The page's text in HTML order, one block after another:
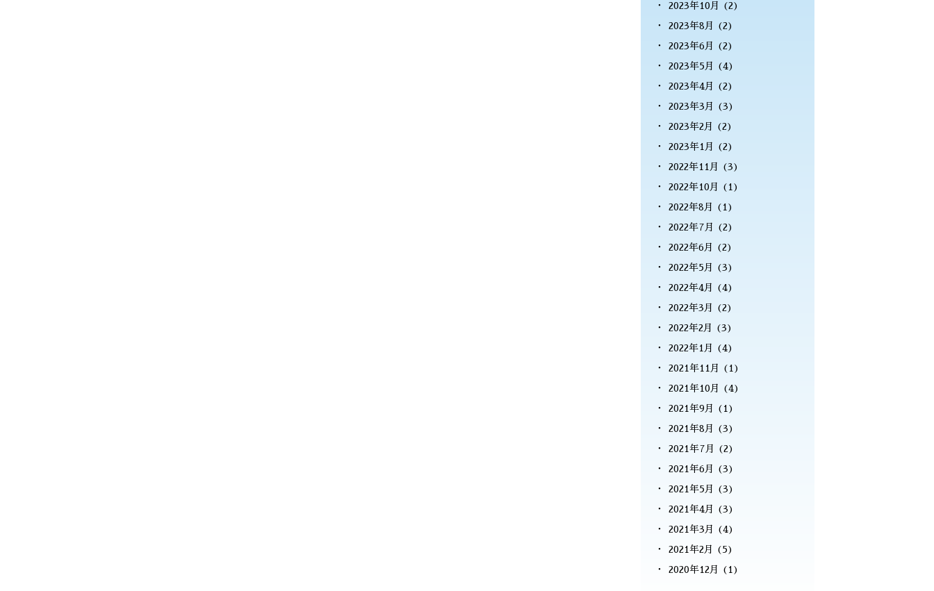
2023年10月 (2)
2023年8月 (2)
2023年6月 (2)
2023年5月 (4)
2023年4月 (2)
2023年3月 (3)
2023年2月 (2)
2023年1月 (2)
2022年11月 (3)
2022年10月 (1)
2022年8月 (1)
2022年7月 (2)
2022年6月 (2)
2022年5月 (3)
2022年4月 (4)
2022年3月 (2)
2022年2月 (3)
2022年1月 (4)
2021年11月 (1)
2021年10月 (4)
2021年9月 (1)
2021年8月 (3)
2021年7月 (2)
2021年6月 (3)
2021年5月 (3)
2021年4月 (3)
2021年3月 (4)
2021年2月 (5)
2020年12月 (1)